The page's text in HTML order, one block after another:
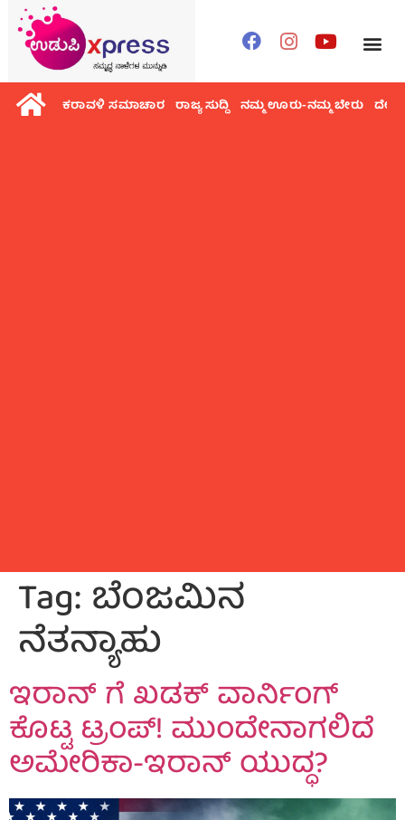
ಕರಾವಳಿ ಸಮಾಚಾರ ರಾಜ್ಯ ಸುದ್ದಿ ನಮ್ಮ ಊರು-ನಮ್ಮ ಬೇರು ದೇಶ
Tag: ಬೆಂಜಮಿನ
ನೆತನ್ಯಾಹು
ಇರಾನ್ ಗೆ ಖಡಕ್ ವಾರ್ನಿಂಗ್
ಕೊಟ್ಟ ಟ್ರಂಪ್! ಮುಂದೇನಾಗಲಿದೆ
ಅಮೇರಿಕಾ-ಇರಾನ್ ಯುದ್ಧ?